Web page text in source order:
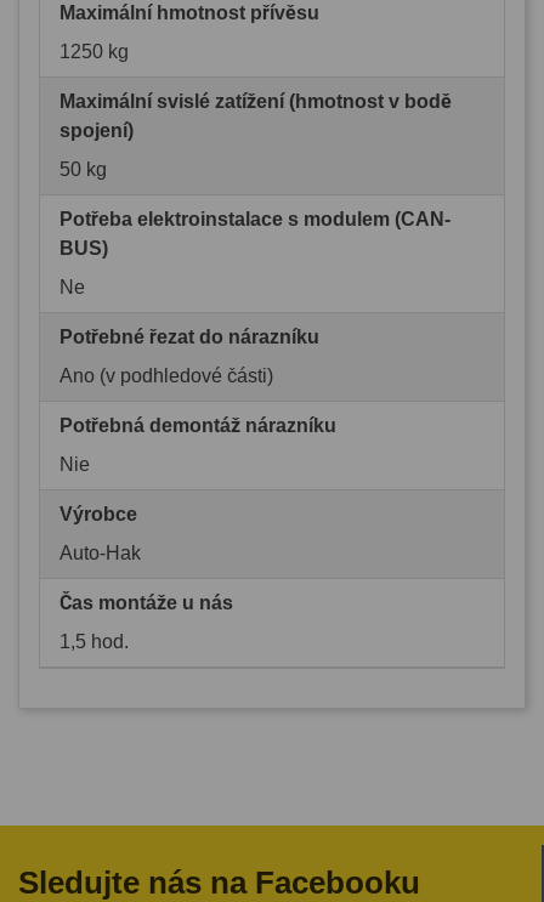
Maximální hmotnost přívěsu
1250 kg
Maximální svislé zatížení (hmotnost v bodě
spojení)
50 kg
Potřeba elektroinstalace s modulem (CAN-
BUS)
Ne
Potřebné řezat do nárazníku
Ano (v podhledové části)
Potřebná demontáž nárazníku
Nie
Výrobce
Auto-Hak
Čas montáže u nás
1,5 hod.
Sledujte nás na Facebooku